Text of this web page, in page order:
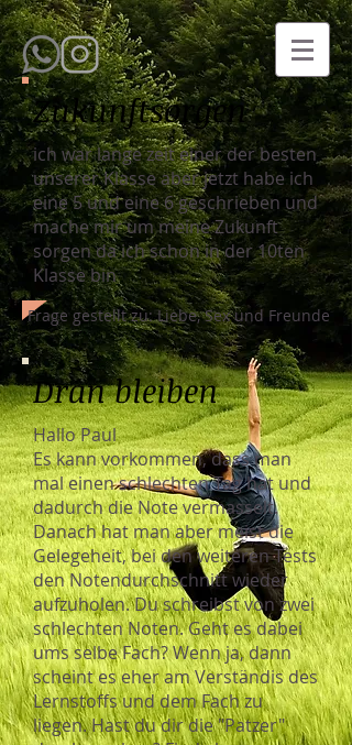
Zukunftsorgen
ich war lange zeit einer der besten
unserer Klasse aber jetzt habe ich
eine 5 und eine 6 geschrieben und
mache mir um meine Zukunft
sorgen da ich schon in der 10ten
Klasse bin
Frage gestellt zu: Liebe, Sex und Freunde
Dran bleiben
Hallo Paul
Es kann vorkommen, dass man
mal einen schlechten Tag hat und
dadurch die Note vermasselt.
Danach hat man aber meist die
Gelegeheit, bei den weiteren Tests
den Notendurchschnitt wieder
aufzuholen. Du schreibst von zwei
schlechten Noten. Geht es dabei
ums selbe Fach? Wenn ja, dann
scheint es eher am Verständis des
Lernstoffs und dem Fach zu
liegen. Hast du dir die "Patzer"